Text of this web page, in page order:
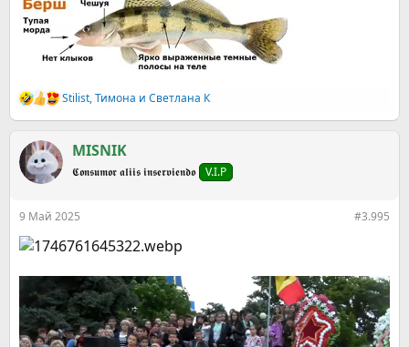
Р
е
к
ц
и
Stilist,Тимона и Светлана К
MISNIK
𝕮𝖔𝖓𝖘𝖚𝖒𝖔𝖗 𝖆𝖑𝖎𝖎𝖘 𝖎𝖓𝖘𝖊𝖗𝖛𝖎𝖊𝖓𝖉𝖔 V.I.P
9 Май 2025 #3.995